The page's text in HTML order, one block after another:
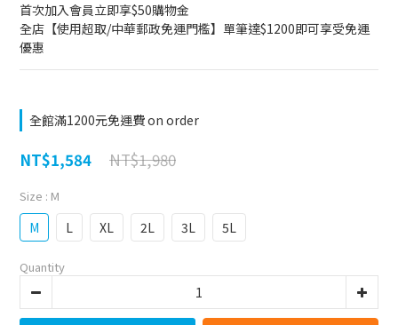
首次加入會員立即享$50購物金
全店【使用超取/中華郵政免運門檻】單筆達$1200即可享受免運
優惠
全館滿1200元免運費 on order
NT$1,980
NT$1,584
Size : M
M L XL 2L 3L 5L
Quantity